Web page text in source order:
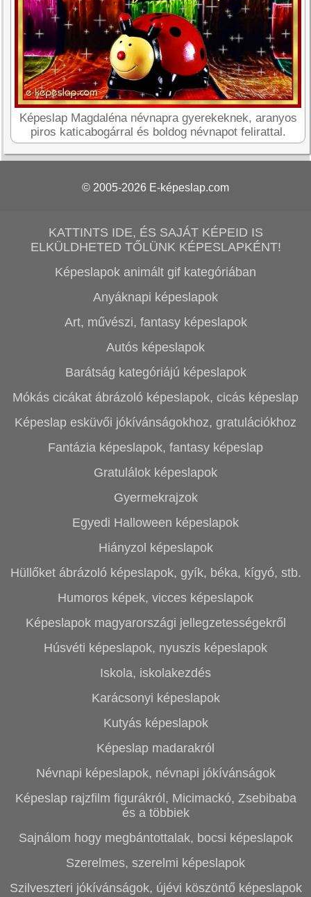
Képeslap Magdaléna névnapra gyerekeknek, aranyos
piros katicabogárral és boldog névnapot felirattal.
© 2005-2026 E-képeslap.com
KATTINTS IDE, ÉS SAJÁT KÉPEID IS
ELKÜLDHETED TŐLÜNK KÉPESLAPKÉNT!
Képeslapok animált gif kategóriában
Anyáknapi képeslapok
Art, művészi, fantasy képeslapok
Autós képeslapok
Barátság kategóriájú képeslapok
Mókás cicákat ábrázoló képeslapok, cicás képeslap
Képeslap esküvői jókívánságokhoz, gratulációkhoz
Fantázia képeslapok, fantasy képeslap
Gratulálok képeslapok
Gyermekrajzok
Egyedi Halloween képeslapok
Hiányzol képeslapok
Hüllőket ábrázoló képeslapok, gyík, béka, kígyó, stb.
Humoros képek, vicces képeslapok
Képeslapok magyarországi jellegzetességekről
Húsvéti képeslapok, nyuszis képeslapok
Iskola, iskolakezdés
Karácsonyi képeslapok
Kutyás képeslapok
Képeslap madarakról
Névnapi képeslapok, névnapi jókívánságok
Képeslap rajzfilm figurákról, Micimackó, Zsebibaba
és a többiek
Sajnálom hogy megbántottalak, bocsi képeslapok
Szerelmes, szerelmi képeslapok
Szilveszteri jókívánságok, újévi köszöntő képeslapok